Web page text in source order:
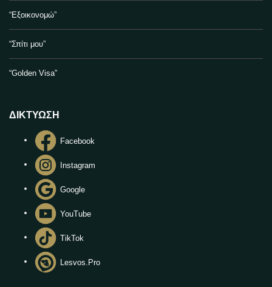
“Εξοικονομώ”
“Σπίτι μου”
“Golden Visa”
ΔΙΚΤΥΩΣΗ
Facebook
Instagram
Google
YouTube
TikTok
Lesvos.Pro